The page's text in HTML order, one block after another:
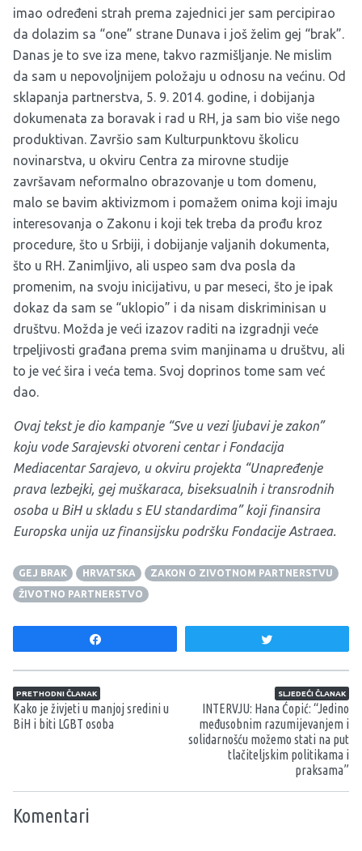
imao određeni strah prema zajednici jer sam percipirao
da dolazim sa “one” strane Dunava i još želim gej “brak”.
Danas je to sve iza mene, takvo razmišljanje. Ne mislim
da sam u nepovoljnijem položaju u odnosu na većinu. Od
sklapanja partnerstva, 5. 9. 2014. godine, i dobijanja
dokumenata za boravak i rad u RH, ja sam bio više nego
produktivan. Završio sam Kulturpunktovu školicu
novinarstva, u okviru Centra za mirovne studije
završavam neformalno obrazovanje u tom domenu,
malo se bavim aktivizmom i pomažem onima koji imaju
interesovanja o Zakonu i koji tek treba da prođu kroz
procedure, što u Srbiji, i dobijanje valjanih dokumenta,
što u RH. Zanimljivo, ali uspeo sam dva posla da
promenim, na svoju inicijativu, u par meseci, što je ipak
dokaz da sam se “uklopio” i da nisam diskriminisan u
društvu. Možda je veći izazov raditi na izgradnji veće
trpeljivosti građana prema svim manjinama u društvu, ali
to je već šira i veća tema. Svoj doprinos tome sam već
dao.
Ovaj tekst je dio kampanje “Sve u vezi ljubavi je zakon”
koju vode Sarajevski otvoreni centar i Fondacija
Mediacentar Sarajevo, u okviru projekta “Unapređenje
prava lezbejki, gej muškaraca, biseksualnih i transrodnih
osoba u BiH u skladu s EU standardima” koji finansira
Europska unija uz finansijsku podršku Fondacije Astraea.
GEJ BRAK HRVATSKA
ZAKON O ZIVOTNOM PARTNERSTVU
ŽIVOTNO PARTNERSTVO
Navigacija članaka
PRETHODNI ČLANAK
Kako je živjeti u manjoj sredini u
BiH i biti LGBT osoba
SLJEDEĆI ČLANAK
INTERVJU: Hana Ćopić: “Jedino
međusobnim razumijevanjem i
solidarnošću možemo stati na put
tlačiteljskim politikama i
praksama”
Komentari